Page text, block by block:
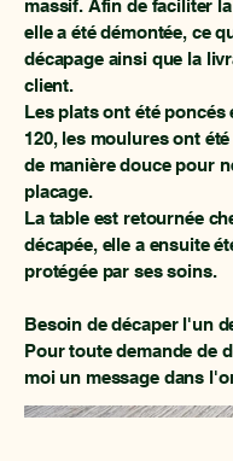
massif. Afin de faciliter
elle a été démontée, ce
décapage ainsi que la
client.
Les plats ont été poncés
120, les moulures ont
de manière douce pour
placage.
La table est retournée
décapée, elle a ensuite
protégée par ses soins.
Besoin de décaper l'un
Pour toute demande de
moi un message dans